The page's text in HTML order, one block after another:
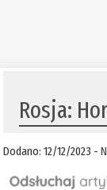
Rosja:
Dodano: 12/12/2023 -